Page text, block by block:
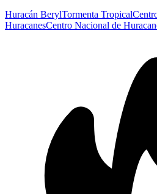
Huracán BerylTormenta Tropical
HuracanesCentro Nacional de